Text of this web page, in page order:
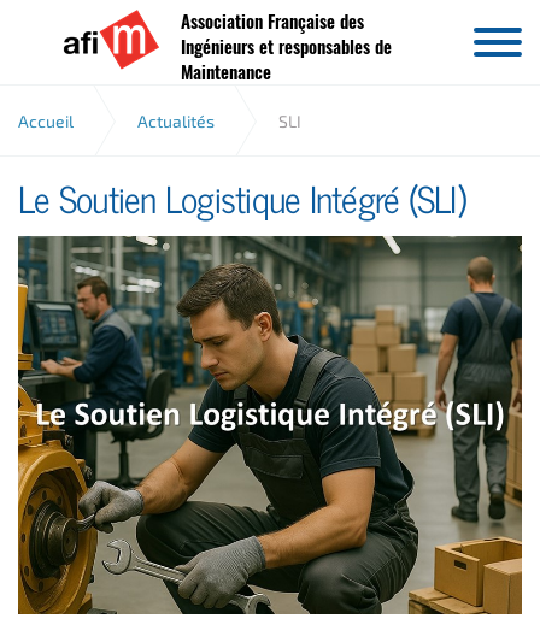
Aller au contenu
Association Française des
Ingénieurs et responsables de
Maintenance
Accueil Actualités SLI
Le Soutien Logistique Intégré (SLI)